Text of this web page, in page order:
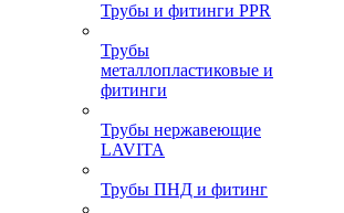
Трубы и фитинги PPR
Трубы
металлопластиковые и
фитинги
Трубы нержавеющие
LAVITA
Трубы ПНД и фитинг